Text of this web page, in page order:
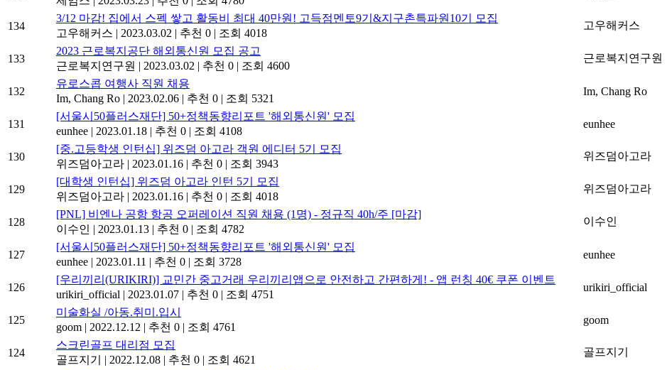
134
3/12 마감! 집에서 스펙 쌓고 활동비 최대 40만원! 고득점멘토9기&지구촌특파원10기 모집
고우해커스 | 2023.03.02 | 추천 0 | 조회 4018
고우해커스
133
2023 근로복지공단 해외통신원 모집 공고
근로복지연구원 | 2023.03.02 | 추천 0 | 조회 4600
근로복지연구원
132
유로스콥 여행사 직원 채용
Im, Chang Ro | 2023.02.06 | 추천 0 | 조회 5321
Im, Chang Ro
131
[서울시50플러스재단] 50+정책동향리포트 '해외통신원' 모집
eunhee | 2023.01.18 | 추천 0 | 조회 4108
eunhee
130
[중.고등학생 인턴십] 위즈덤 아고라 객원 에디터 5기 모집
위즈덤아고라 | 2023.01.16 | 추천 0 | 조회 3943
위즈덤아고라
129
[대학생 인턴십] 위즈덤 아고라 인턴 5기 모집
위즈덤아고라 | 2023.01.16 | 추천 0 | 조회 4018
위즈덤아고라
128
[PNL] 비엔나 공항 항공 오퍼레이션 직원 채용 (1명) - 정규직 40h/주 [마감]
이수인 | 2023.01.13 | 추천 0 | 조회 4782
이수인
127
[서울시50플러스재단] 50+정책동향리포트 '해외통신원' 모집
eunhee | 2023.01.11 | 추천 0 | 조회 3728
eunhee
126
[우리끼리(URIKIRI)] 교민간 중고거래 우리끼리앱으로 안전하고 간편하게! - 앱 런칭 40€ 쿠폰 이벤트
urikiri_official | 2023.01.07 | 추천 0 | 조회 4751
urikiri_official
125
미술화실 /아동.취미.입시
goom | 2022.12.12 | 추천 0 | 조회 4761
goom
124
스크린골프 대리점 모집
골프지기
| 2022.12.08 | 추천 0 | 조회 4621
골프지기